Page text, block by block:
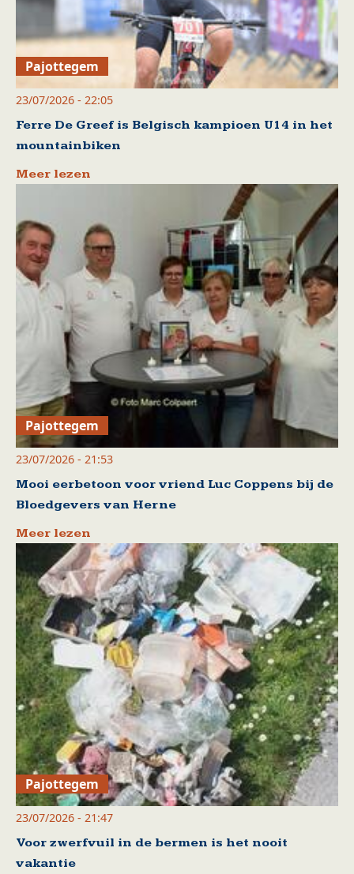
Pajottegem
23/07/2026 - 22:05
Ferre De Greef is Belgisch kampioen U14 in het
mountainbiken
Meer lezen
Pajottegem
23/07/2026 - 21:53
Mooi eerbetoon voor vriend Luc Coppens bij de
Bloedgevers van Herne
Meer lezen
Pajottegem
23/07/2026 - 21:47
Voor zwerfvuil in de bermen is het nooit
vakantie